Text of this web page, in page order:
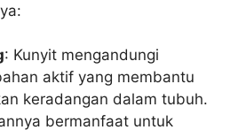
: Kunyit mengandungi
aktif yang membantu
keradangan dalam tubuh.
bermanfaat untuk